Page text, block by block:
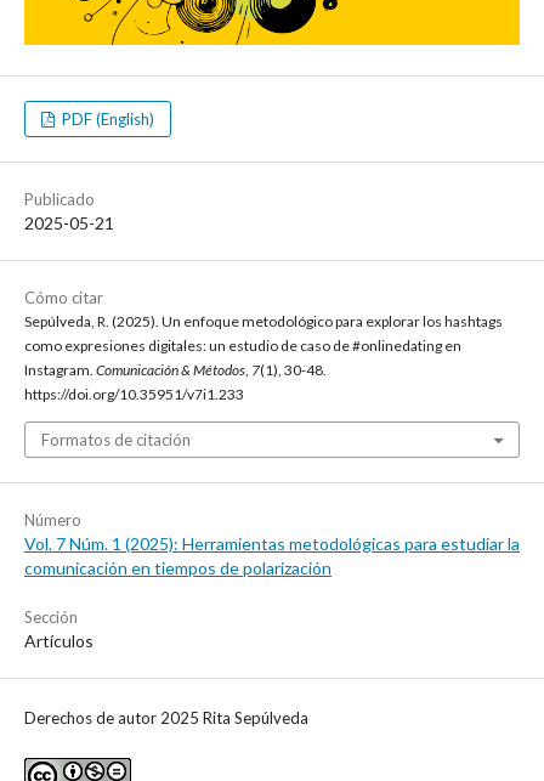
PDF (English)
Publicado
2025-05-21
Cómo citar
Sepúlveda, R. (2025). Un enfoque metodológico para explorar los hashtags
como expresiones digitales: un estudio de caso de #onlinedating en
Instagram. Comunicación & Métodos 7(1), 30-48.
https://doi.org/10.35951/v7i1.233
Formatos de citación
Número
Vol. 7 Núm. 1 (2025): Herramientas metodológicas para estudiar la
comunicación en tiempos de polarización
Sección
Artículos
Derechos de autor 2025 Rita Sepúlveda